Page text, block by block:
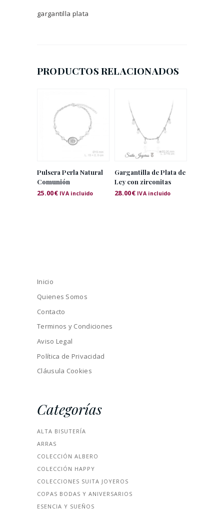
gargantilla plata
PRODUCTOS RELACIONADOS
Pulsera Perla Natural
Comunión
25.00€ IVA incluido
Gargantilla de Plata de
Ley con zirconitas
28.00€ IVA incluido
Inicio
Quienes Somos
Contacto
Terminos y Condiciones
Aviso Legal
Política de Privacidad
Cláusula Cookies
Categorías
ALTA BISUTERÍA
ARRAS
COLECCIÓN ALBERO
COLECCIÓN HAPPY
COLECCIONES SUITA JOYEROS
COPAS BODAS Y ANIVERSARIOS
ESENCIA Y SUEÑOS